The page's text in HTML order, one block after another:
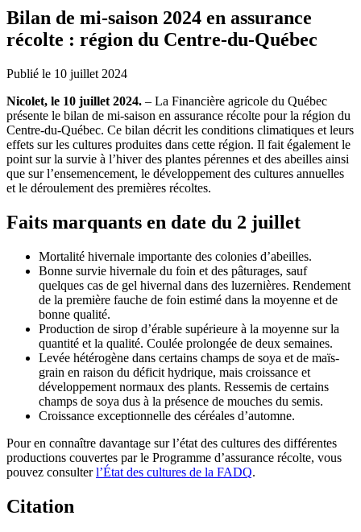
Bilan de mi-saison 2024 en assurance
récolte : région du Centre-du-Québec
Publié le 10 juillet 2024
Nicolet, le 10 juillet 2024. – La Financière agricole du Québec
présente le bilan de mi-saison en assurance récolte pour la région du
Centre-du-Québec. Ce bilan décrit les conditions climatiques et leurs
effets sur les cultures produites dans cette région. Il fait également le
point sur la survie à l’hiver des plantes pérennes et des abeilles ainsi
que sur l’ensemencement, le développement des cultures annuelles
et le déroulement des premières récoltes.
Faits marquants en date du 2 juillet
Mortalité hivernale importante des colonies d’abeilles.
Bonne survie hivernale du foin et des pâturages, sauf
quelques cas de gel hivernal dans des luzernières. Rendement
de la première fauche de foin estimé dans la moyenne et de
bonne qualité.
Production de sirop d’érable supérieure à la moyenne sur la
quantité et la qualité. Coulée prolongée de deux semaines.
Levée hétérogène dans certains champs de soya et de maïs-
grain en raison du déficit hydrique, mais croissance et
développement normaux des plants. Ressemis de certains
champs de soya dus à la présence de mouches du semis.
Croissance exceptionnelle des céréales d’automne.
Pour en connaître davantage sur l’état des cultures des différentes
productions couvertes par le Programme d’assurance récolte, vous
pouvez consulterl’État des cultures de la FADQ.
Citation